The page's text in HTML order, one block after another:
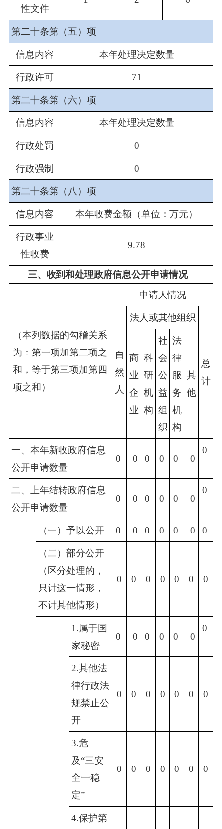
性文件
第二十条第（五）项
信息内容 本年处理决定数量
行政许可 71
第二十条第（六）项
信息内容 本年处理决定数量
行政处罚 0
行政强制 0
第二十条第（八）项
信息内容 本年收费金额（单位：万元）
行政事业
性收费
9.78
三、收到和处理政府信息公开申请情况
（本列数据的勾稽关系
为：第一项加第二项之
和，等于第三项加第四
项之和）
申请人情况
自
然
人
法人或其他组织
总
计
商
业
企
业
科
研
机
构
社
会
公
益
组
织
法
律
服
务
机
构
其
他
一、本年新收政府信息
公开申请数量
0 0 0 0 0 0
0
二、上年结转政府信息
公开申请数量
0 0 0 0 0 0
0
（一）予以公开 0 0 0 0 0 0 0
（二）部分公开
（区分处理的，
只计这一情形，
不计其他情形）
0 0 0 0 0 0 0
1.属于国
家秘密
0 0 0 0 0 0
0
2.其他法
律行政法
规禁止公
开
0 0 0 0 0 0 0
3.危
及“三安
全一稳
定”
0 0 0 0 0 0 0
4.保护第